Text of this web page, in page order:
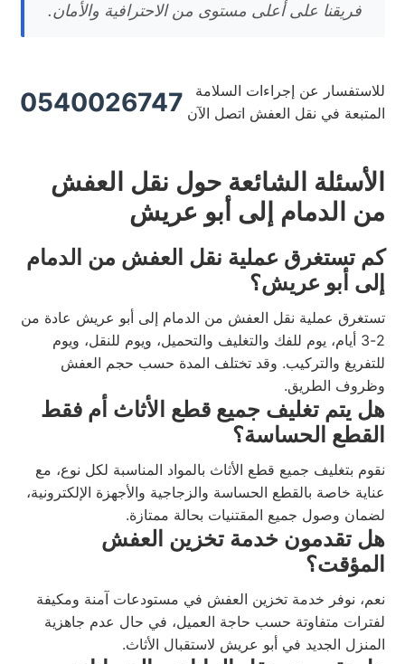
فريقنا على أعلى مستوى من الاحترافية والأمان.
للاستفسار عن إجراءات السلامة
المتبعة في نقل العفش اتصل الآن 0540026747
الأسئلة الشائعة حول نقل العفش
من الدمام إلى أبو عريش
كم تستغرق عملية نقل العفش من الدمام
إلى أبو عريش؟
تستغرق عملية نقل العفش من الدمام إلى أبو عريش عادة من
2-3 أيام، يوم للفك والتغليف والتحميل، ويوم للنقل، ويوم
للتفريغ والتركيب. وقد تختلف المدة حسب حجم العفش
وظروف الطريق.
هل يتم تغليف جميع قطع الأثاث أم فقط
القطع الحساسة؟
نقوم بتغليف جميع قطع الأثاث بالمواد المناسبة لكل نوع، مع
عناية خاصة بالقطع الحساسة والزجاجية والأجهزة الإلكترونية،
لضمان وصول جميع المقتنيات بحالة ممتازة.
هل تقدمون خدمة تخزين العفش
المؤقت؟
نعم، نوفر خدمة تخزين العفش في مستودعات آمنة ومكيفة
لفترات متفاوتة حسب حاجة العميل، في حال عدم جاهزية
المنزل الجديد في أبو عريش لاستقبال الأثاث.